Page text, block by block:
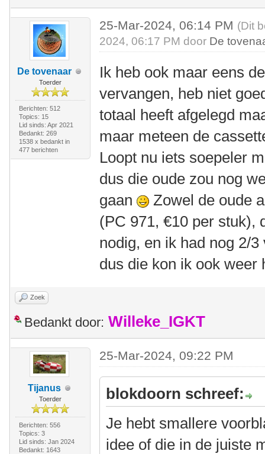
De tovenaar
Toerder
Berichten: 512
Topics: 15
Lid sinds: Apr 2021
Bedankt: 269
1538 x bedankt in
477 berichten
25-Mar-2024, 06:14 PM (Dit
2024, 06:17 PM door De
Ik heb ook maar eens
vervangen, heb niet
totaal heeft afgelegd
maar meteen de
Loopt nu iets soepeler
dus die oude zou nog
gaan
Zowel de oude
(PC 971, €10 per stuk),
nodig, en ik had nog 2/
dus die kon ik ook weer
Zoek
Bedankt door: Willeke_IGKT
Tijanus
Toerder
Berichten: 556
Topics: 3
Lid sinds: Jan 2024
Bedankt: 1643
25-Mar-2024, 09:22 PM
blokdoorn schreef:
Je hebt smallere
idee of die in de juiste